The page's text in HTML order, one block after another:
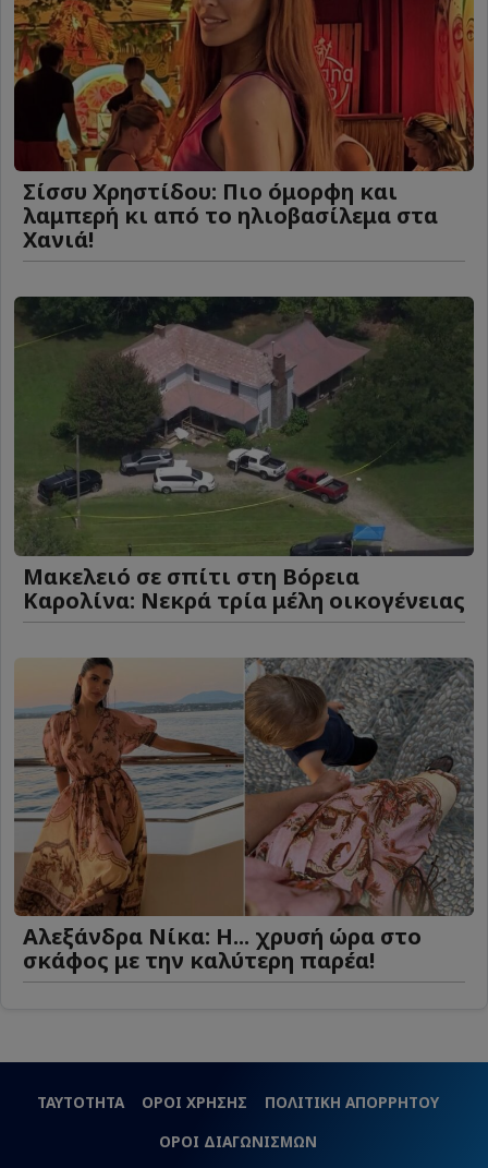
Σίσσυ Χρηστίδου: Πιο όμορφη και
λαμπερή κι από το ηλιοβασίλεμα στα
Χανιά!
Μακελειό σε σπίτι στη Βόρεια
Καρολίνα: Νεκρά τρία μέλη οικογένειας
Αλεξάνδρα Νίκα: Η... χρυσή ώρα στο
σκάφος με την καλύτερη παρέα!
ΤΑΥΤΟΤΗΤΑ ΟΡΟΙ ΧΡΗΣΗΣ
ΠΟΛΙΤΙΚΗ ΑΠΟΡΡΗΤΟΥ
ΟΡΟΙ ΔΙΑΓΩΝΙΣΜΩΝ